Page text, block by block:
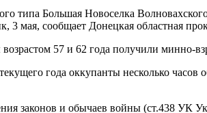
типа Большая Новоселка
3 мая, сообщает Донецкая областная
57 и 62 года получили минно-
года оккупанты несколько
законов и обычаев войны (ст.438 УК